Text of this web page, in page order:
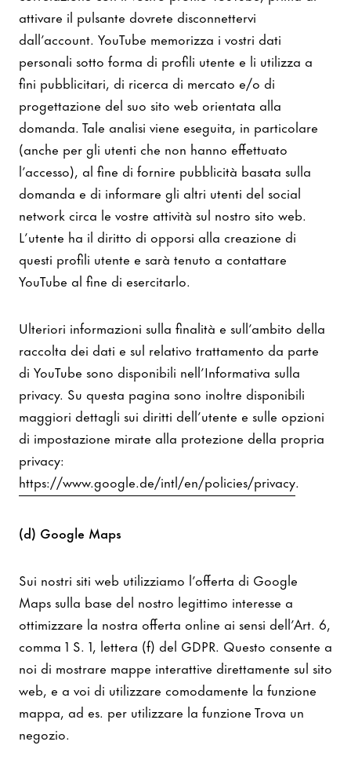
attivare il pulsante dovrete disconnettervi
dall’account. YouTube memorizza i vostri dati
personali sotto forma di profili utente e li utilizza a
fini pubblicitari, di ricerca di mercato e/o di
progettazione del suo sito web orientata alla
domanda. Tale analisi viene eseguita, in particolare
(anche per gli utenti che non hanno effettuato
l’accesso), al fine di fornire pubblicità basata sulla
domanda e di informare gli altri utenti del social
network circa le vostre attività sul nostro sito web.
L’utente ha il diritto di opporsi alla creazione di
questi profili utente e sarà tenuto a contattare
YouTube al fine di esercitarlo.
Ulteriori informazioni sulla finalità e sull’ambito della
raccolta dei dati e sul relativo trattamento da parte
di YouTube sono disponibili nell’Informativa sulla
privacy. Su questa pagina sono inoltre disponibili
maggiori dettagli sui diritti dell’utente e sulle opzioni
di impostazione mirate alla protezione della propria
privacy:
https://www.google.de/intl/en/policies/privacy.
(d) Google Maps
Sui nostri siti web utilizziamo l’offerta di Google
Maps sulla base del nostro legittimo interesse a
ottimizzare la nostra offerta online ai sensi dell’Art. 6,
comma 1 S. 1, lettera (f) del GDPR. Questo consente a
noi di mostrare mappe interattive direttamente sul sito
web, e a voi di utilizzare comodamente la funzione
mappa, ad es. per utilizzare la funzione Trova un
negozio.